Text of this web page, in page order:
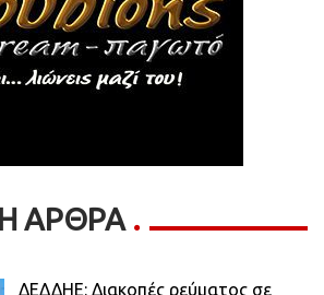
ΑΡΘΡΑ
ΔΕΔΔΗΕ: Διακοπές ρεύματος σε